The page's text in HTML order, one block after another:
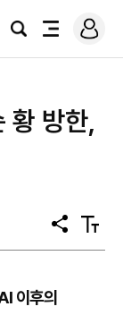
검
전
로
그
황 방한,
공
유
텍
스
이후의